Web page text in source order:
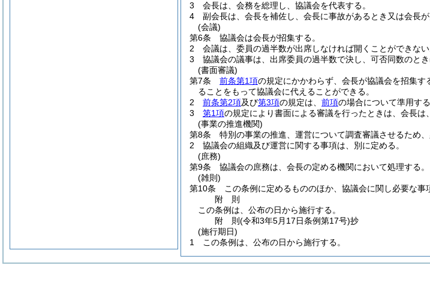
3
会長は、会務を総理し、協議会を代表する。
4
副会長は、会長を補佐し、会長に事故があるとき又は会長
(会議)
第6条
協議会は会長が招集する。
2
会議は、委員の過半数が出席しなければ開くことができない
3
協議会の議事は、出席委員の過半数で決し、可否同数のと
(書面審議)
第7条
前条第1項の規定にかかわらず、会長が協議会を招集
ることをもって協議会に代えることができる。
2
前条第2項及び第3項の規定は、 前項の場合について準用する
3
第1項の規定により書面による審議を行ったときは、会長は
(事業の推進機関)
第8条
特別の事業の推進、運営について調査審議させるため
2
協議会の組織及び運営に関する事項は、別に定める。
(庶務)
第9条
協議会の庶務は、会長の定める機関において処理する。
(雑則)
第10条
この条例に定めるもののほか、協議会に関し必要な事
附 則
この条例は、公布の日から施行する。
附 則(令和3年5月17日条例第17号)抄
(施行期日)
1
この条例は、公布の日から施行する。